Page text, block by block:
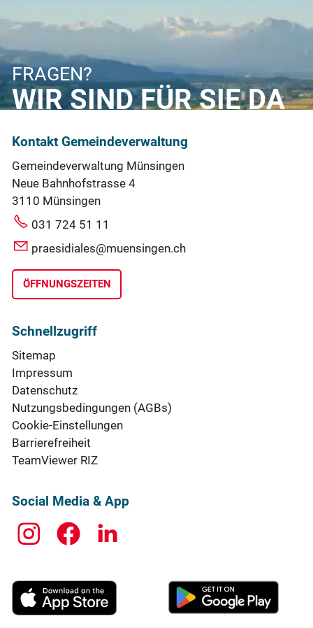
FRAGEN?
WIR SIND FÜR SIE DA
Kontakt Gemeindeverwaltung
Gemeindeverwaltung Münsingen
Neue Bahnhofstrasse 4
3110 Münsingen
031 724 51 11
praesidiales@muensingen.ch
ÖFFNUNGSZEITEN
Schnellzugriff
Sitemap
Impressum
Datenschutz
Nutzungsbedingungen (AGBs)
Cookie-Einstellungen
Barrierefreiheit
TeamViewer RIZ
Social Media & App